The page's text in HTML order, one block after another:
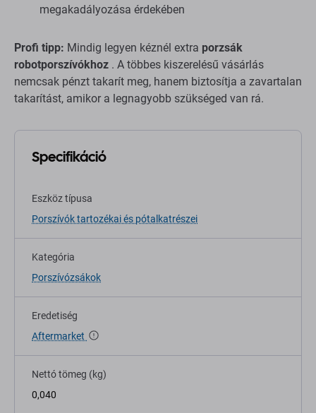
megakadályozása érdekében
Profi tipp: Mindig legyen kéznél extra porzsák
robotporszívókhoz . A többes kiszerelésű vásárlás
nemcsak pénzt takarít meg, hanem biztosítja a zavartalan
takarítást, amikor a legnagyobb szükséged van rá.
Specifikáció
Eszköz típusa
Porszívók tartozékai és pótalkatrészei
Kategória
Porszívózsákok
Eredetiség
Aftermarket
Nettó tömeg (kg)
0,040